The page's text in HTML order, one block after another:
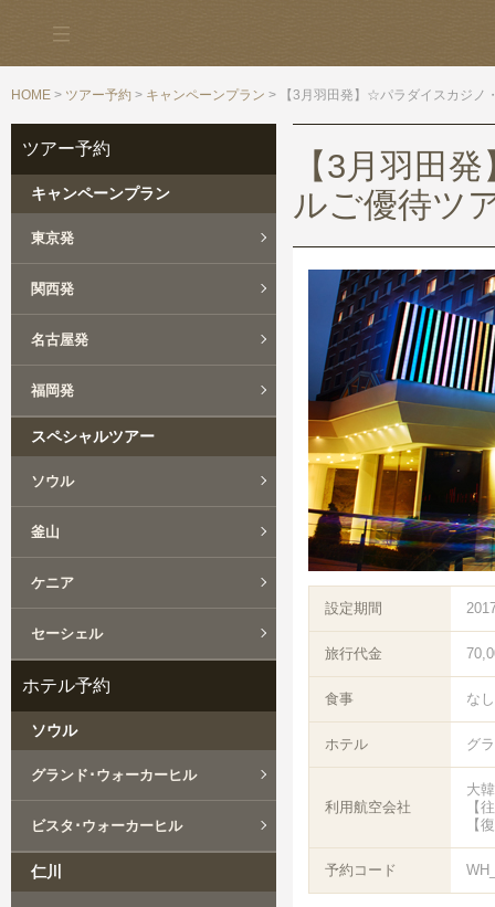
HOME > ツアー予約 > キャンペーンプラン > 【3月羽田発】☆パラダイスカジノ
【3月羽田
ルご優待ツ
設定期間
旅行代金
食事 なし
ホテル グ
利用航空会社
大
【
【
予約コード
ツアー予約
キャンペーンプラン
東京発
関西発
名古屋発
福岡発
スペシャルツアー
ソウル
釜山
ケニア
セーシェル
ホテル予約
ソウル
グランド･ウォーカーヒル
ビスタ･ウォーカーヒル
仁川